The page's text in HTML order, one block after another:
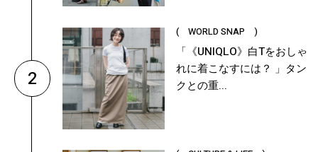
2
( WORLD SNAP )
「《UNIQLO》白Tをおしゃ
れに着こなすには？ 」タン
クとの重...